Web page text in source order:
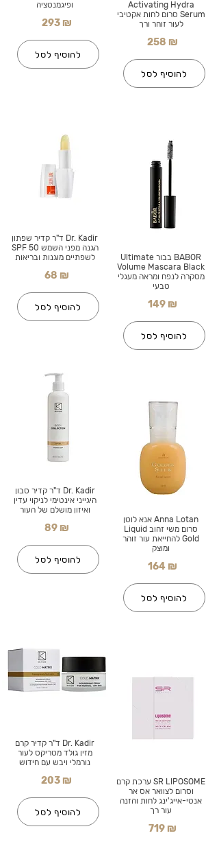
ופיגמנטציה
293 ₪
להוסיף לסל
Dr. Kadir ד"ר קדיר שפתון
הגנה מפני השמש SPF 50
לשפתיים מוגנות ובריאות
68 ₪
להוסיף לסל
Dr. Kadir ד"ר קדיר סבון
היגייני אינטימי לניקוי עדין
ואיזון מושלם של העור
89 ₪
להוסיף לסל
Dr. Kadir ד"ר קדיר קרם
מזין גולד מטריקס לעור
נורמלי ויבש עם חידוש
203 ₪
להוסיף לסל
Activating Hydra
Serum סרום לחות אקטיבי
לעור זוהר ורך
258 ₪
להוסיף לסל
BABOR בבור Ultimate
Volume Mascara Black
מסקרה לנפח ומראה מעגלי
טבעי
149 ₪
להוסיף לסל
Anna Lotan אנא לוטן
סרום משי זהוב Liquid
Gold להחייאת עור זוהר
ומוצק
164 ₪
להוסיף לסל
SR LIPOSOME ערכת קרם
וסרום לצוואר אס אר
אנטי-אייג'ינג לחות והזנה
עור רך
719 ₪